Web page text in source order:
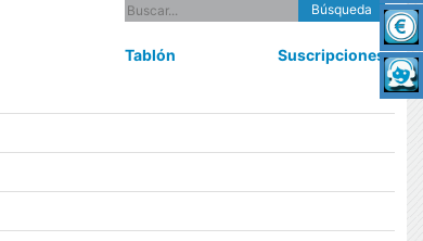
Búsqueda
Tablón Suscripciones